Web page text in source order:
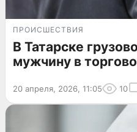
ПРОИСШЕСТВИЯ
В Татарске
мужчину в
20 апреля, 2026, 11:05 10